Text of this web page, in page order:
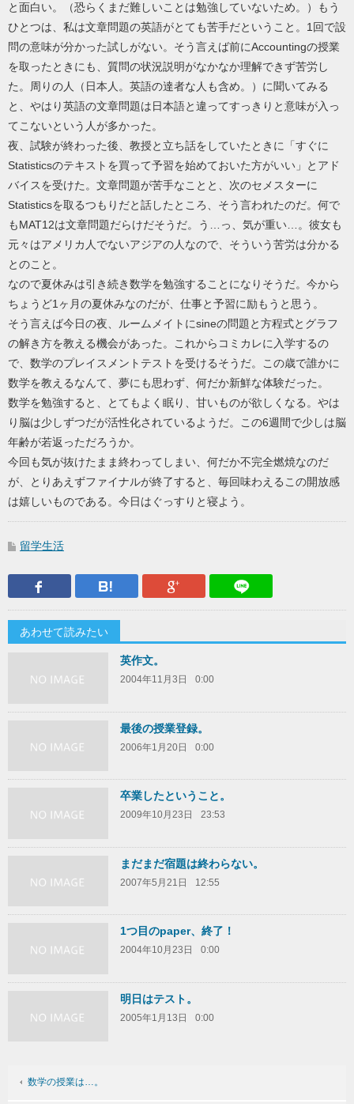
と面白い。（恐らくまだ難しいことは勉強していないため。）もう
ひとつは、私は文章問題の英語がとても苦手だということ。1回で設
問の意味が分かった試しがない。そう言えば前にAccountingの授業
を取ったときにも、質問の状況説明がなかなか理解できず苦労し
た。周りの人（日本人。英語の達者な人も含め。）に聞いてみる
と、やはり英語の文章問題は日本語と違ってすっきりと意味が入っ
てこないという人が多かった。
夜、試験が終わった後、教授と立ち話をしていたときに「すぐに
Statisticsのテキストを買って予習を始めておいた方がいい」とアド
バイスを受けた。文章問題が苦手なことと、次のセメスターに
Statisticsを取るつもりだと話したところ、そう言われたのだ。何で
もMAT12は文章問題だらけだそうだ。う…っ、気が重い…。彼女も
元々はアメリカ人でないアジアの人なので、そういう苦労は分かる
とのこと。
なので夏休みは引き続き数学を勉強することになりそうだ。今から
ちょうど1ヶ月の夏休みなのだが、仕事と予習に励もうと思う。
そう言えば今日の夜、ルームメイトにsineの問題と方程式とグラフ
の解き方を教える機会があった。これからコミカレに入学するの
で、数学のプレイスメントテストを受けるそうだ。この歳で誰かに
数学を教えるなんて、夢にも思わず、何だか新鮮な体験だった。
数学を勉強すると、とてもよく眠り、甘いものが欲しくなる。やは
り脳は少しずつだが活性化されているようだ。この6週間で少しは脳
年齢が若返っただろうか。
今回も気が抜けたまま終わってしまい、何だか不完全燃焼なのだ
が、とりあえずファイナルが終了すると、毎回味わえるこの開放感
は嬉しいものである。今日はぐっすりと寝よう。
留学生活
Facebook はてなブックマークGoogle Plus
あわせて読みたい
英作文。
2004年11月3日 0:00
最後の授業登録。
2006年1月20日 0:00
卒業したということ。
2009年10月23日 23:53
まだまだ宿題は終わらない。
2007年5月21日 12:55
1つ目のpaper、終了！
2004年10月23日 0:00
明日はテスト。
2005年1月13日 0:00
数学の授業は…。